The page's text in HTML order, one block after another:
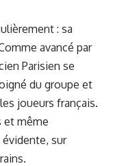
: sa
avancé par
Parisien se
du groupe et
joueurs français.
et même
sur